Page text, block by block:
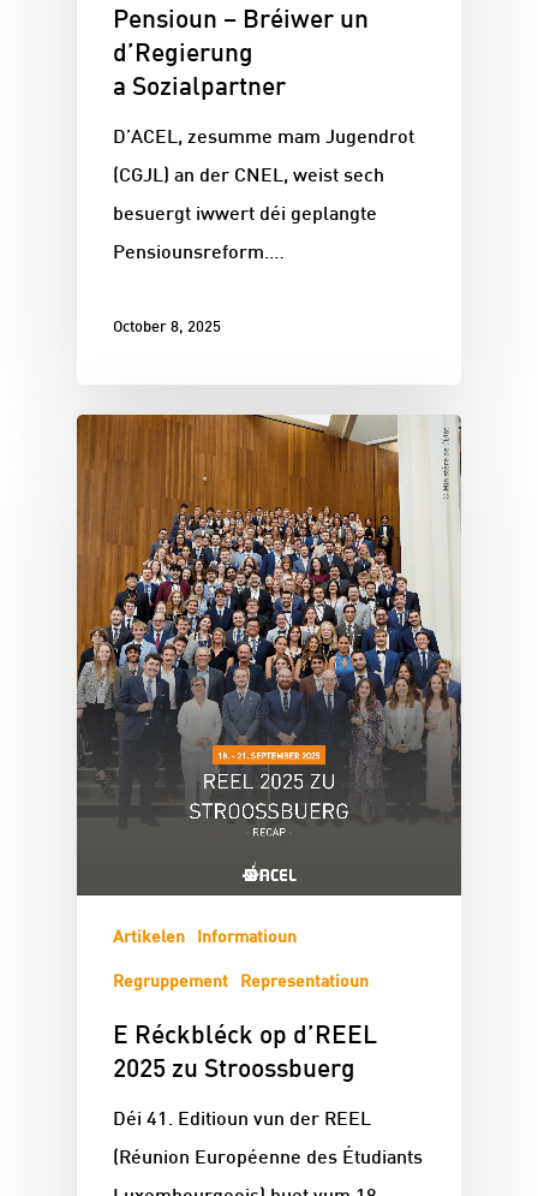
Pensioun – Bréiwer un
d’Regierung
a Sozialpartner
D’ACEL, zesumme mam Jugendrot
(CGJL) an der CNEL, weist sech
besuergt iwwert déi geplangte
Pensiounsreform.…
October 8, 2025
Artikelen Informatioun
Regruppement Representatioun
E Réckbléck op d’REEL
2025 zu Stroossbuerg
Déi 41. Editioun vun der REEL
(Réunion Européenne des Étudiants